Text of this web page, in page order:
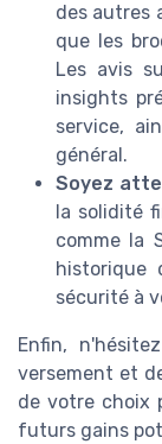
des autres
que les
Les avis
insights
service,
général.
Soyez
la solidité
comme la
historique
sécurité à
Enfin,
versement et
de votre choix
futurs gains